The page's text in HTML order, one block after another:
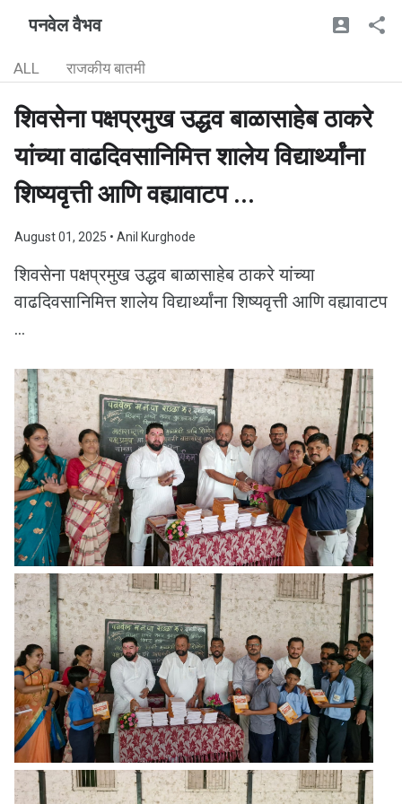
पनवेल वैभव
ALL राजकीय बातमी
शिवसेना पक्षप्रमुख उ‌द्धव बाळासाहेब ठाकरे
यांच्या वाढदिवसानिमित्त शालेय विद्यार्थ्यांना
शिष्यवृत्ती आणि वह्यावाटप ...
August 01, 2025 • Anil Kurghode
शिवसेना पक्षप्रमुख उ‌द्धव बाळासाहेब ठाकरे यांच्या
वाढदिवसानिमित्त शालेय विद्यार्थ्यांना शिष्यवृत्ती आणि वह्यावाटप
...